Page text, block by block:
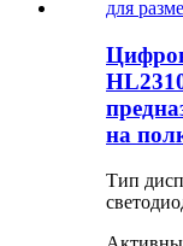
на
Тип